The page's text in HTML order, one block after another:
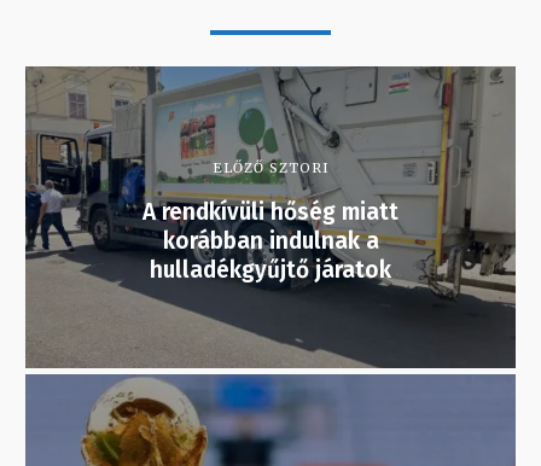
ELŐZŐ SZTORI
A rendkívüli hőség miatt
korábban indulnak a
hulladékgyűjtő járatok